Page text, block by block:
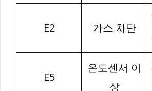
E2 가스 차단
E5
온도센서 이
상